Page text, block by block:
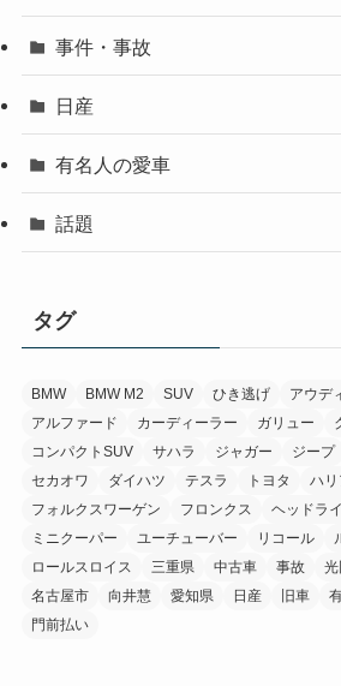
事件・事故
日産
有名人の愛車
話題
タグ
BMW BMW M2 SUV ひき逃げ アウデ
アルファード
カーディーラー ガリュー
コンパクトSUV
サハラ ジャガー ジープ
セカオワ
ダイハツ テスラ トヨタ ハリ
フォルクスワーゲン
フロンクス ヘッドラ
ミニクーパー
ユーチューバー リコール
ロールスロイス
三重県 中古車 事故
名古屋市
向井慧 愛知県 日産 旧車
門前払い